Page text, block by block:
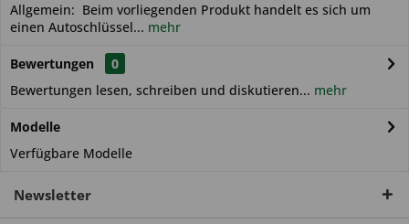
Allgemein: Beim vorliegenden Produkt handelt es sich um
einen Autoschlüssel... mehr
Bewertungen
0
Bewertungen lesen, schreiben und diskutieren... mehr
Modelle
Verfügbare Modelle
Newsletter